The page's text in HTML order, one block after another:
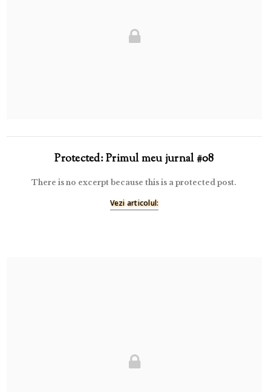
Protected: Primul meu jurnal #08
There is no excerpt because this is a protected post.
Vezi articolul: